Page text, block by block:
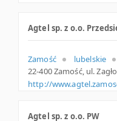
Agtel sp. z o.o.
Zamość
lubelskie
http://
Agtel sp. z o.o. PW